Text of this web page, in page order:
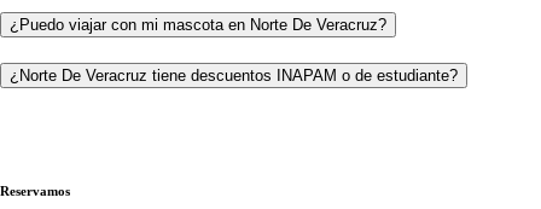
¿Puedo viajar con mi mascota en Norte De Veracruz?
¿Norte De Veracruz tiene descuentos INAPAM o de estudiante?
Reservamos